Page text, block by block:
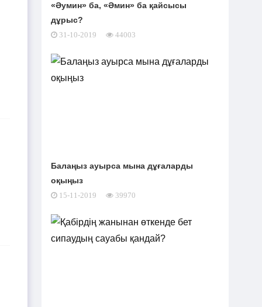
журналист Лұқпан Ахмедияровты жала
жапқаны үшін жауапқа тартуды талап
етті
TikTok-та тікелей эфир
жүргізген әйел айыппұл арқалады
Руслан Берденов не үшін
Respublica партиясынан кеткенін
Жанысбек ӨТЕГЕН:
«Әумин» ба, «Әмин» ба қайсысы
дұрыс?
31-10-2019 44003
Балаңыз ауырса мына дұғаларды
оқыңыз
15-11-2019 39970